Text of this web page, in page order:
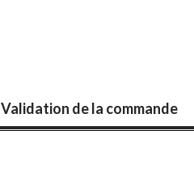
Validation de la commande